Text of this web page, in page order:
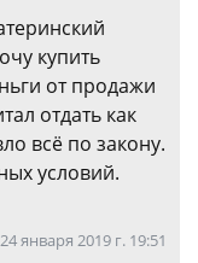
купить
от продажи
отдать как
всё по закону.
условий.
24 января 2019 г. 19:51